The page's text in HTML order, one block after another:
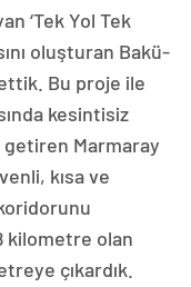
‘Tek Yol Tek
oluşturan Bakü-
Bu proje ile
kesintisiz
getiren Marmaray
kısa ve
kilometre olan
çıkardık.